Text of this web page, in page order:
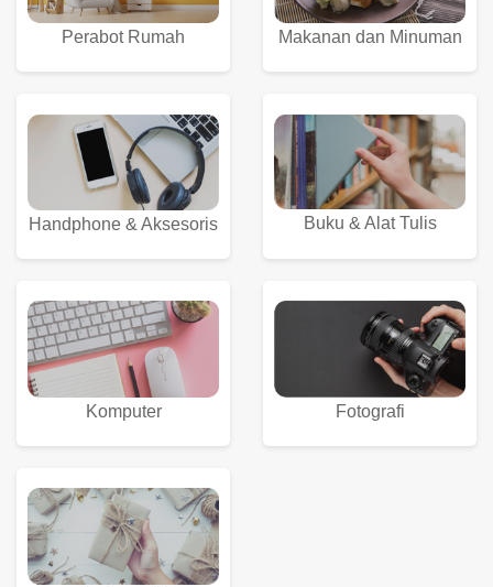
Perabot Rumah Makanan dan Minuman
Handphone & Aksesoris Buku & Alat Tulis
Komputer Fotografi